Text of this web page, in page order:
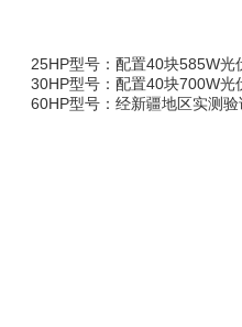
25HP型号：配置40块585W光
30HP型号：配置40块700W光
60HP型号：经新疆地区实测